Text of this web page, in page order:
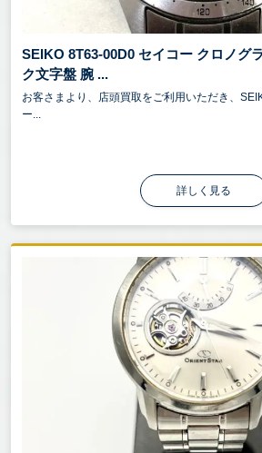
SEIKO 8T63-00D0 セイコー クロノグ
ク文字盤 腕 ...
お客さまより、店頭買取をご利用いただき、
ー...
詳しく見る